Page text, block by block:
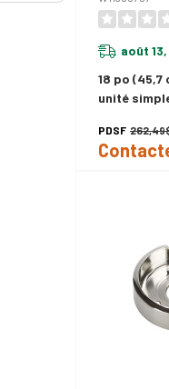
août
18 po (45,7
unité
PDSF